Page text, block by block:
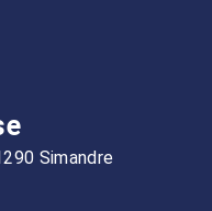
Simandre